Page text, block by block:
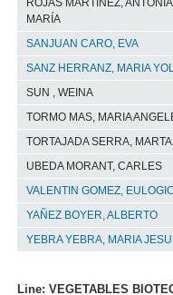
ROJAS MARTÍNEZ, ANTONIA
MARÍA
SANJUAN CARO, EVA
SANZ HERRANZ, MARIA
SUN , WEINA
TORMO MAS, MARIA
TORTAJADA SERRA, MARTA
UBEDA MORANT, CARLES
VALENTIN GOMEZ,
YAÑEZ BOYER, ALBERTO
YEBRA YEBRA, MARIA
Line: VEGETABLES